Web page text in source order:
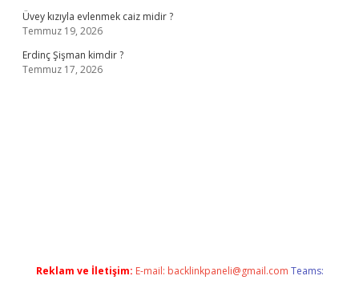
Üvey kızıyla evlenmek caiz midir ?
Temmuz 19, 2026
Erdinç Şişman kimdir ?
Temmuz 17, 2026
Reklam ve İletişim: E-mail: backlinkpaneli@gmail.com Teams: